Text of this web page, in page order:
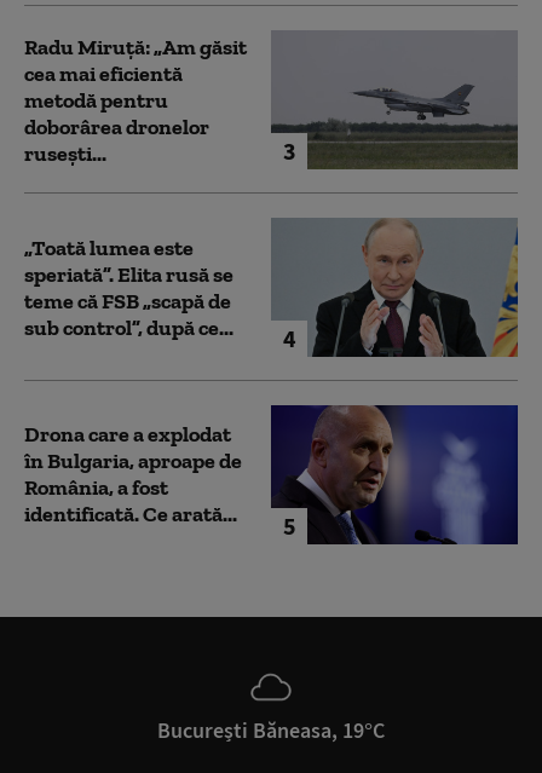
3
Radu Miruță: „Am găsit
cea mai eficientă
metodă pentru
doborârea dronelor
rusești...
4
„Toată lumea este
speriată”. Elita rusă se
teme că FSB „scapă de
sub control”, după ce...
5
Drona care a explodat
în Bulgaria, aproape de
România, a fost
identificată. Ce arată...
București Băneasa, 19°C